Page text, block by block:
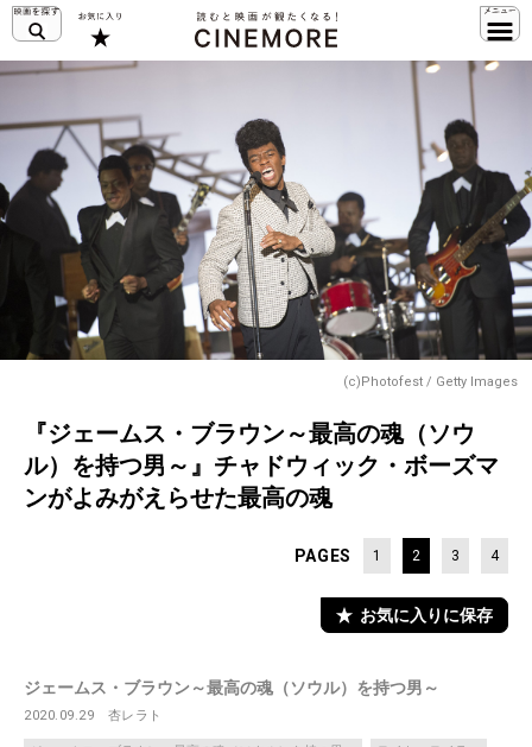
(c)Photofest / Getty Images
『ジェームス・ブラウン～最高の魂（ソウ
ル）を持つ男～』チャドウィック・ボーズマ
ンがよみがえらせた最高の魂
PAGES 1 2 3 4
お気に入りに保存
ジェームス・ブラウン～最高の魂（ソウル）を持つ男～
2020.09.29 杏レラト